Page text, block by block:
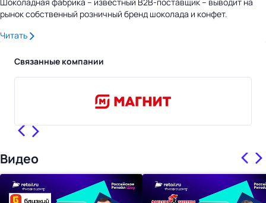
рынок собственный розничный бренд шоколада и конфет.
Читать
Связанные компании
Видео